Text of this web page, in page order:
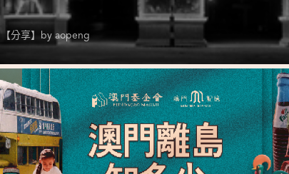
【分享】by aopeng